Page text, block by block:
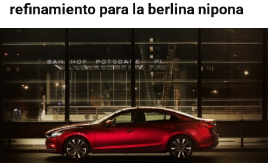
refinamiento para la berlina nipona